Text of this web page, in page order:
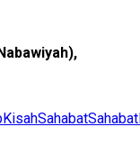
KisahSahabat